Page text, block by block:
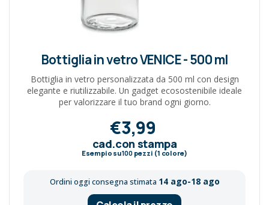
Bottiglia in vetro VENICE - 500 ml
Bottiglia in vetro personalizzata da 500 ml con design
elegante e riutilizzabile. Un gadget ecosostenibile ideale
per valorizzare il tuo brand ogni giorno.
€3,99
cad.con stampa
Esempio su100pezzi (1 colore)
Ordini oggi consegna stimata 14 ago-18 ago